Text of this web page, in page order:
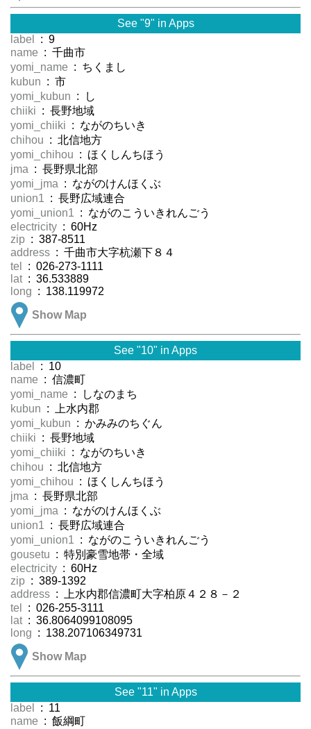
See "9" in Apps
label
: 9
name : 千曲市
yomi_name : ちくまし
kubun : 市
yomi_kubun : し
chiiki : 長野地域
yomi_chiiki : ながのちいき
chihou : 北信地方
yomi_chihou : ほくしんちほう
jma : 長野県北部
yomi_jma : ながのけんほくぶ
union1 : 長野広域連合
yomi_union1 : ながのこういきれんごう
electricity : 60Hz
zip : 387-8511
address : 千曲市大字杭瀬下８４
tel
: 026-273-1111
lat : 36.533889
long : 138.119972
Show Map
See "10" in Apps
label
: 10
name : 信濃町
yomi_name : しなのまち
kubun : 上水内郡
yomi_kubun : かみみのちぐん
chiiki : 長野地域
yomi_chiiki : ながのちいき
chihou : 北信地方
yomi_chihou : ほくしんちほう
jma : 長野県北部
yomi_jma : ながのけんほくぶ
union1 : 長野広域連合
yomi_union1 : ながのこういきれんごう
gousetu : 特別豪雪地帯・全域
electricity : 60Hz
zip : 389-1392
address : 上水内郡信濃町大字柏原４２８－２
tel
: 026-255-3111
lat : 36.8064099108095
long : 138.207106349731
Show Map
See "11" in Apps
label
: 11
name : 飯綱町